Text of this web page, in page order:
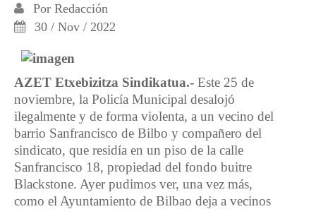
Por Redacción
30 / Nov / 2022
AZET Etxebizitza Sindikatua.- Este 25 de
noviembre, la Policía Municipal desalojó
ilegalmente y de forma violenta, a un vecino del
barrio Sanfrancisco de Bilbo y compañero del
sindicato, que residía en un piso de la calle
Sanfrancisco 18, propiedad del fondo buitre
Blackstone. Ayer pudimos ver, una vez más,
como el Ayuntamiento de Bilbao deja a vecinos